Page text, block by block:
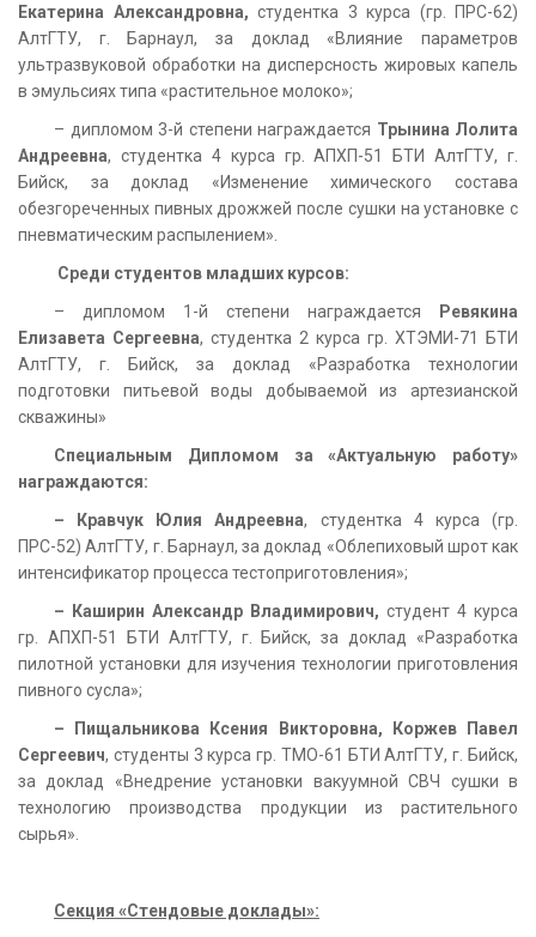
Екатерина Александровна, студентка 3 курса (гр. ПРС-62)
АлтГТУ, г. Барнаул, за доклад «Влияние параметров
ультразвуковой обработки на дисперсность жировых капель
в эмульсиях типа «растительное молоко»;
– дипломом 3-й степени награждается Трынина Лолита
Андреевна, студентка 4 курса гр. АПХП-51 БТИ АлтГТУ, г.
Бийск, за доклад «Изменение химического состава
обезгореченных пивных дрожжей после сушки на установке с
пневматическим распылением».
Среди студентов младших курсов:
– дипломом 1-й степени награждается
Ревякина
Елизавета Сергеевна, студентка 2 курса гр. ХТЭМИ-71 БТИ
АлтГТУ, г. Бийск, за доклад «Разработка технологии
подготовки питьевой воды добываемой из артезианской
скважины»
Специальным Дипломом за «Актуальную работу»
награждаются:
– Кравчук Юлия Андреевна, студентка 4 курса (гр.
ПРС-52) АлтГТУ, г. Барнаул, за доклад «Облепиховый шрот как
интенсификатор процесса тестоприготовления»;
– Каширин Александр Владимирович, студент 4 курса
гр. АПХП-51 БТИ АлтГТУ, г. Бийск, за доклад «Разработка
пилотной установки для изучения технологии приготовления
пивного сусла»;
– Пищальникова Ксения Викторовна, Коржев Павел
Сергеевич, студенты 3 курса гр. ТМО-61 БТИ АлтГТУ, г. Бийск,
за доклад «Внедрение установки вакуумной СВЧ сушки в
технологию производства продукции из растительного
сырья».
Секция «Стендовые доклады»: